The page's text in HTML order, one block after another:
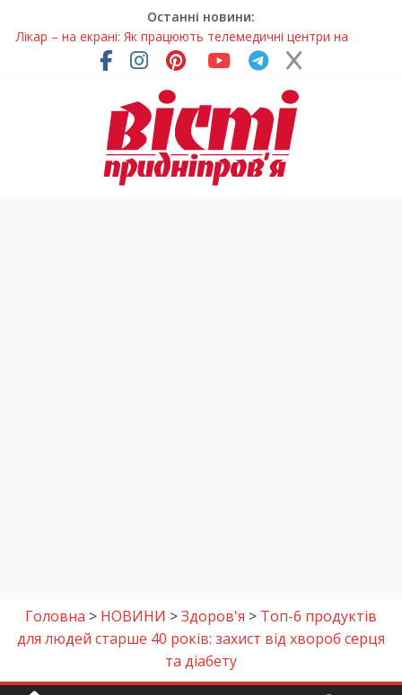
Останні новини:
Лікар – на екрані: Як працюють телемедичні центри на
Дніпропетровщині
У Дніпрі триває масштабна підготовка до опалювального
Пошуки тривають: на Дніпропетровщині досліджують місце
розташування легендарного монастиря (Фото)
Ветерани Дніпропетровщини отримують шанс на власне
Головна > НОВИНИ >Здоров'я > Топ-6 продуктів
для людей старше 40 років: захист від хвороб серця
та діабету